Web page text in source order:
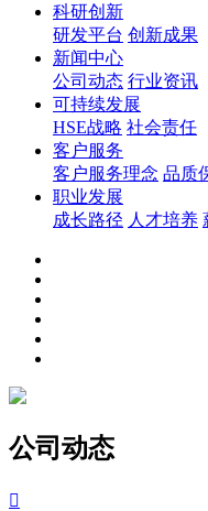
科研创新
研发平台 创新成果
新闻中心
公司动态 行业资讯
可持续发展
HSE战略 社会责任
客户服务
客户服务理念 品质
职业发展
成长路径 人才培养
公司动态
